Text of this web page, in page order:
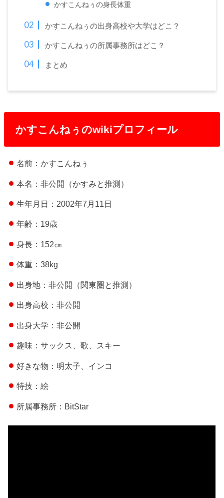
かすこんねぅの身長体重
かすこんねぅの出身高校や大学はどこ？
かすこんねぅの所属事務所はどこ？
まとめ
かすこんねぅのwikiプロフィール
名前：かすこんねぅ
本名：非公開（かすみと推測）
生年月日：2002年7月11日
年齢：19歳
身長：152㎝
体重：38kg
出身地：非公開（関東圏と推測）
出身高校：非公開
出身大学：非公開
趣味：サックス、歌、スキー
好きな物：明太子、インコ
特技：絵
所属事務所：BitStar